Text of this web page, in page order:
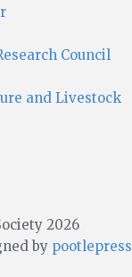
Council
and Livestock
2026
by pootlepress